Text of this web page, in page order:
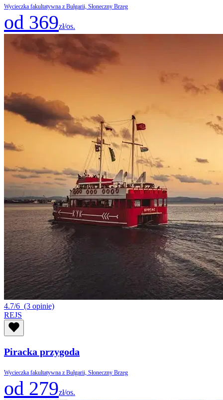
Wycieczka fakultatywna z Bułgarii, Słoneczny Brzeg
od 369zł/os.
4.7/6 (3 opinie)
REJS
Piracka przygoda
Wycieczka fakultatywna z Bułgarii, Słoneczny Brzeg
od 279zł/os.